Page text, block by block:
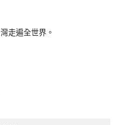
走遍全世界。